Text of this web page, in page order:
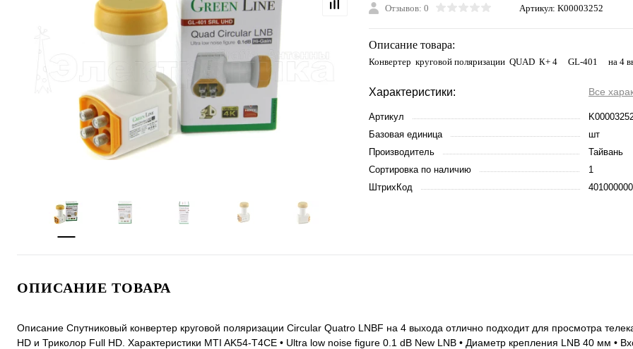
Отзывов: 0 Артикул: K00003252
Описание товара:
Конвертер круговой поляризации QUAD К+ 4 GL-401 на 4
Характеристики: Все
Артикул
Базовая единица
шт
Производитель
Тайвань
Сортировка по наличию
1
ШтрихКод
ОПИСАНИЕ ТОВАРА
Описание Спутниковый конвертер круговой поляризации Circular Quatro LNBF на 4 выхода отлично подходит для просмотра
HD и Триколор Full HD. Характеристики MTI AK54-T4CE • Ultra low noise figure 0.1 dB New LNB • Диаметр крепления LNB 40 мм •